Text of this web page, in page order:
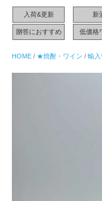
入荷&更新 新
贈答におすすめ 低価格
HOME / ★焼酎・ワイン / 輸入